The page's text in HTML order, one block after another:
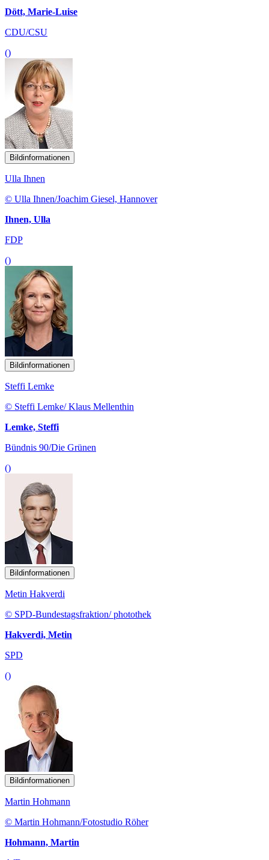
Dött, Marie-Luise
CDU/CSU
()
Bildinformationen
Ulla Ihnen
© Ulla Ihnen/Joachim Giesel, Hannover
Ihnen, Ulla
FDP
()
Bildinformationen
Steffi Lemke
© Steffi Lemke/ Klaus Mellenthin
Lemke, Steffi
Bündnis 90/Die Grünen
()
Bildinformationen
Metin Hakverdi
© SPD-Bundestagsfraktion/ photothek
Hakverdi, Metin
SPD
()
Bildinformationen
Martin Hohmann
© Martin Hohmann/Fotostudio Röher
Hohmann, Martin